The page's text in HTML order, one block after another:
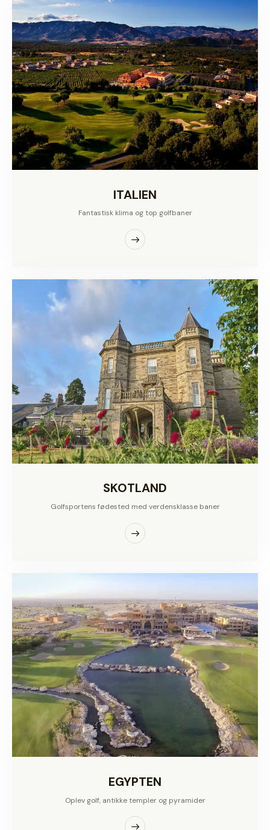
ITALIEN
Fantastisk klima og top golfbaner
SKOTLAND
Golfsportens fødested med verdensklasse baner
EGYPTEN
Oplev golf, antikke templer og pyramider